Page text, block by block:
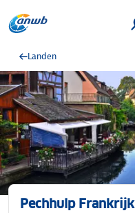
Landen
Pechhulp Frankrijk